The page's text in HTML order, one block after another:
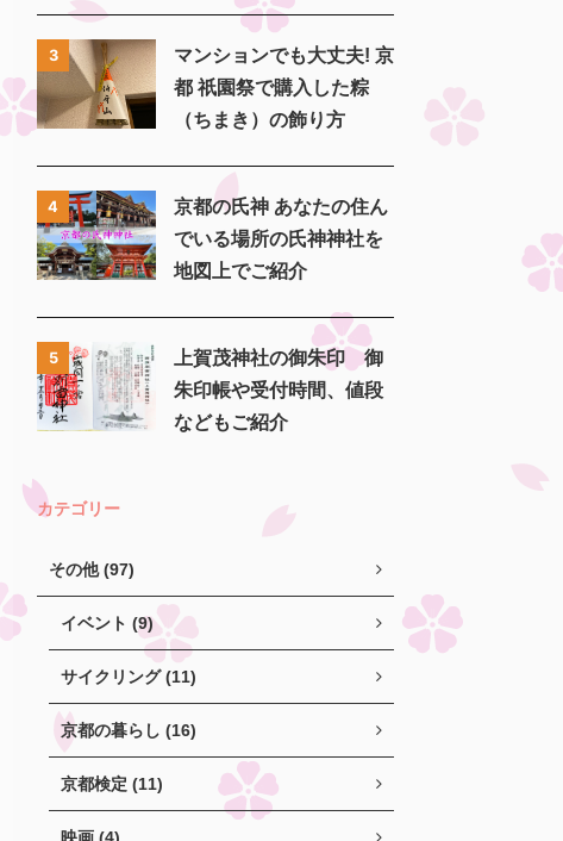
3
マンションでも大丈夫! 京
都 祇園祭で購入した粽
（ちまき）の飾り方
4
京都の氏神 あなたの住ん
でいる場所の氏神神社を
地図上でご紹介
5
上賀茂神社の御朱印 御
朱印帳や受付時間、値段
などもご紹介
カテゴリー
その他 (97)
イベント (9)
サイクリング (11)
京都の暮らし (16)
京都検定 (11)
映画 (4)